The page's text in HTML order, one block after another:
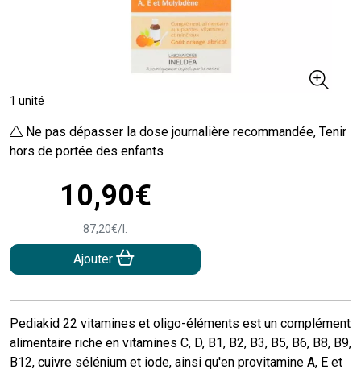
1 unité
Ne pas dépasser la dose journalière recommandée, Tenir
hors de portée des enfants
10,90€
87,20€/
Ajouter
Pediakid 22 vitamines et oligo-éléments est un complément
alimentaire riche en vitamines C, D, B1, B2, B3, B5, B6, B8, B9,
B12, cuivre sélénium et iode, ainsi qu'en provitamine A, E et